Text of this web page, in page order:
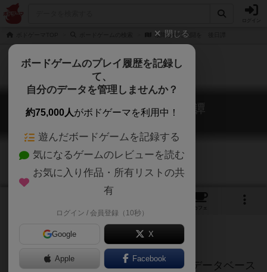
桜降る代に決闘を 後日譚
桜降る代に決闘を 後日譚
shinmaku sakura arms gojitsutan
カフェ
ご協力ください
このページは情報が不足しています。データベース
閉じる
ボードゲームのプレイ履歴を記録し
て、
自分のデータを管理しませんか？
約75,000人がボドゲーマを利用中！
遊んだボードゲームを記録する
気になるゲームのレビューを読む
お気に入り作品・所有リストの共
有
ログイン / 会員登録（10秒）
Google X
Apple Facebook